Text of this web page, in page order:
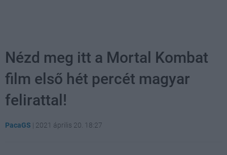
Nézd meg itt a Mortal Kombat
film első hét percét magyar
felirattal!
PacaGS | 2021 április 20. 18:27